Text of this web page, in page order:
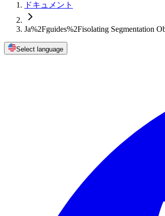
ドキュメント
Ja%2Fguides%2Fisolating Segmentation
Select language